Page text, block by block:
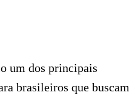
um dos principais
brasileiros que buscam